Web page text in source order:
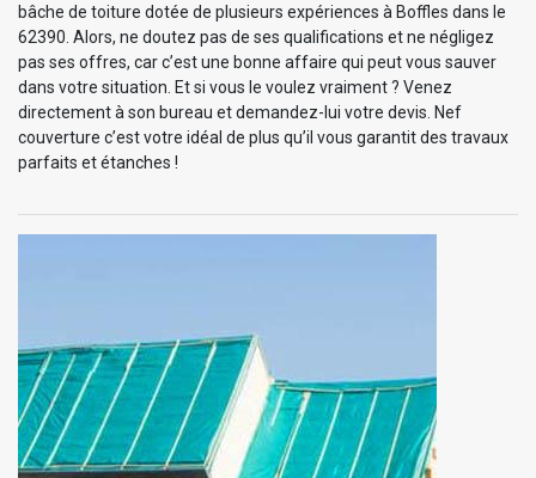
bâche de toiture dotée de plusieurs expériences à Boffles dans le
62390. Alors, ne doutez pas de ses qualifications et ne négligez
pas ses offres, car c’est une bonne affaire qui peut vous sauver
dans votre situation. Et si vous le voulez vraiment ? Venez
directement à son bureau et demandez-lui votre devis. Nef
couverture c’est votre idéal de plus qu’il vous garantit des travaux
parfaits et étanches !